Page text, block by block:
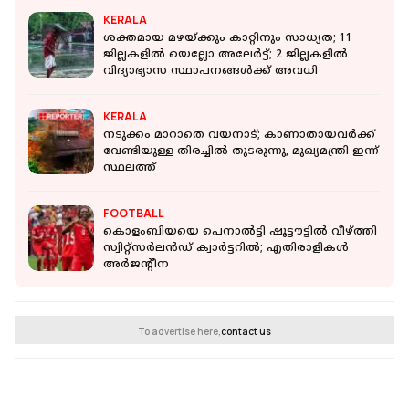
KERALA
ശക്തമായ മഴയ്ക്കും കാറ്റിനും സാധ്യത; 11
ജില്ലകളിൽ യെല്ലോ അലേർട്ട്; 2 ജില്ലകളിൽ
വിദ്യാഭ്യാസ സ്ഥാപനങ്ങൾക്ക് അവധി
KERALA
നടുക്കം മാറാതെ വയനാട്; കാണാതായവര്‍ക്ക്
വേണ്ടിയുള്ള തിരച്ചില്‍ തുടരുന്നു, മുഖ്യമന്ത്രി ഇന്ന്
സ്ഥലത്ത്
FOOTBALL
കൊളംബിയയെ പെനാല്‍ട്ടി ഷൂട്ടൗട്ടില്‍ വീഴ്ത്തി
സ്വിറ്റ്സര്‍ലന്‍ഡ് ക്വാര്‍ട്ടറില്‍; എതിരാളികള്‍
അര്‍ജന്റീന
To advertise here,contact us